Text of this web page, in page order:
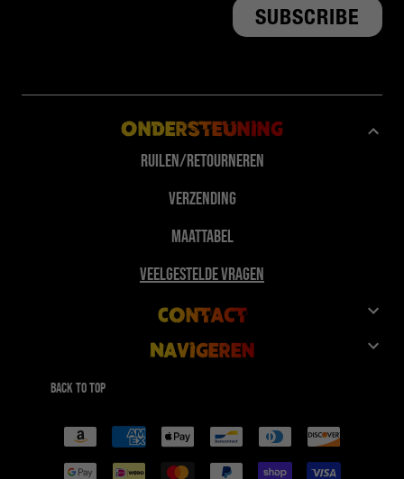
Ondersteuning
Ruilen/Retourneren
Verzending
Maattabel
Veelgestelde vragen
Contact
Klantenservice
Samenwerkingen
Groothandel
Navigeren
Technologie
Back to top
Betaalmethoden